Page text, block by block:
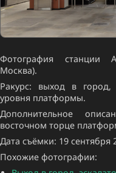
Фотография станции
Москва).
Ракурс: выход в
уровня платформы.
Дополнительное
восточном торце
Дата съёмки: 19 сентября
Похожие фотографии: